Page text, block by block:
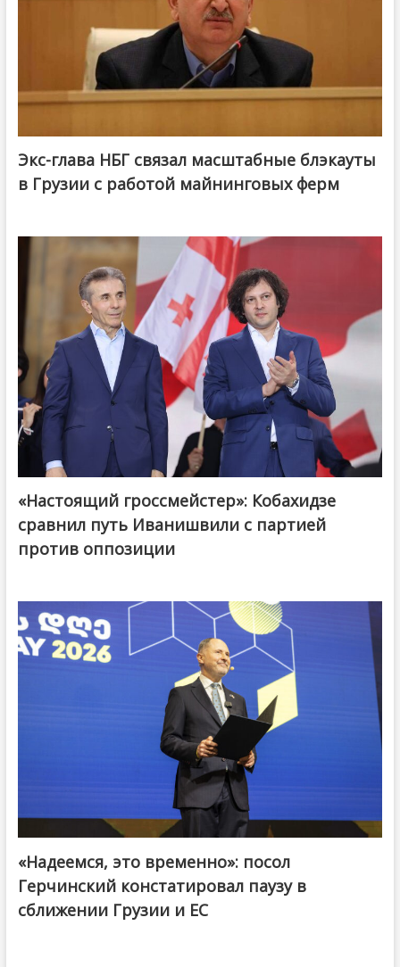
Экс-глава НБГ связал масштабные блэкауты
в Грузии с работой майнинговых ферм
@ქართული ოცნება / Georgian Dream
«Настоящий гроссмейстер»: Кобахидзе
сравнил путь Иванишвили с партией
против оппозиции
«Надеемся, это временно»: посол
Герчинский констатировал паузу в
сближении Грузии и ЕС